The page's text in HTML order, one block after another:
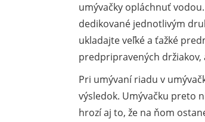
umývačky opláchnuť
dedikované jednotlivým
ukladajte veľké a ťažké
predpripravených držiakov,
Pri umývaní riadu v
výsledok. Umývačku preto
hrozí aj to, že na ňom